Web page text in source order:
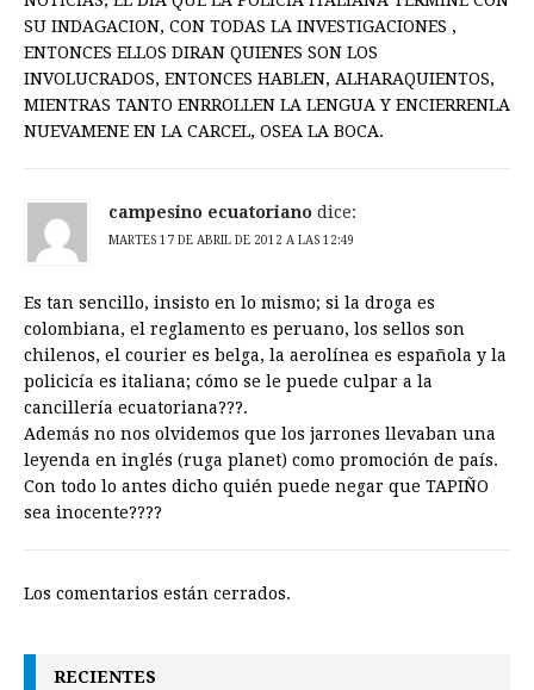
SU INDAGACION, CON TODAS LA INVESTIGACIONES ,
ENTONCES ELLOS DIRAN QUIENES SON LOS
INVOLUCRADOS, ENTONCES HABLEN, ALHARAQUIENTOS,
MIENTRAS TANTO ENRROLLEN LA LENGUA Y ENCIERRENLA
NUEVAMENE EN LA CARCEL, OSEA LA BOCA.
campesino ecuatoriano dice:
MARTES 17 DE ABRIL DE 2012 A LAS 12:49
Es tan sencillo, insisto en lo mismo; si la droga es
colombiana, el reglamento es peruano, los sellos son
chilenos, el courier es belga, la aerolínea es española y la
policicía es italiana; cómo se le puede culpar a la
cancillería ecuatoriana???.
Además no nos olvidemos que los jarrones llevaban una
leyenda en inglés (ruga planet) como promoción de país.
Con todo lo antes dicho quién puede negar que TAPIÑO
sea inocente????
Los comentarios están cerrados.
RECIENTES